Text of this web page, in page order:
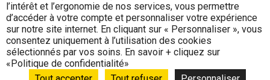
exigée au moment de la vente en ligne
CODE DE LA SANTE PUBLIQUE, ART. L. 3342-1 et
L. 3353-3
L’abus d’alcool est dangereux pour la santé, consommez avec
modération
l’intérêt et l’ergonomie de nos services, vous permettre
d’accéder à votre compte et personnaliser votre expérience
sur notre site internet. En cliquant sur « Personnaliser », vous
consentez uniquement à l’utilisation des cookies
sélectionnés par vos soins. En savoir + cliquez sur
«Politique de confidentialité»